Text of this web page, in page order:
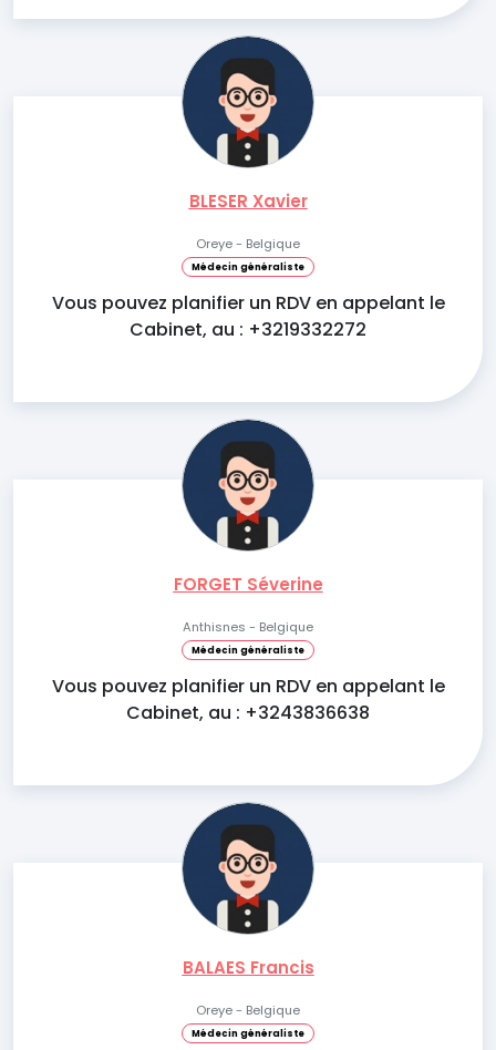
BLESER Xavier
Oreye - Belgique
Médecin généraliste
Vous pouvez planifier un RDV en appelant le
Cabinet, au : +3219332272
FORGET Séverine
Anthisnes - Belgique
Médecin généraliste
Vous pouvez planifier un RDV en appelant le
Cabinet, au : +3243836638
BALAES Francis
Oreye - Belgique
Médecin généraliste